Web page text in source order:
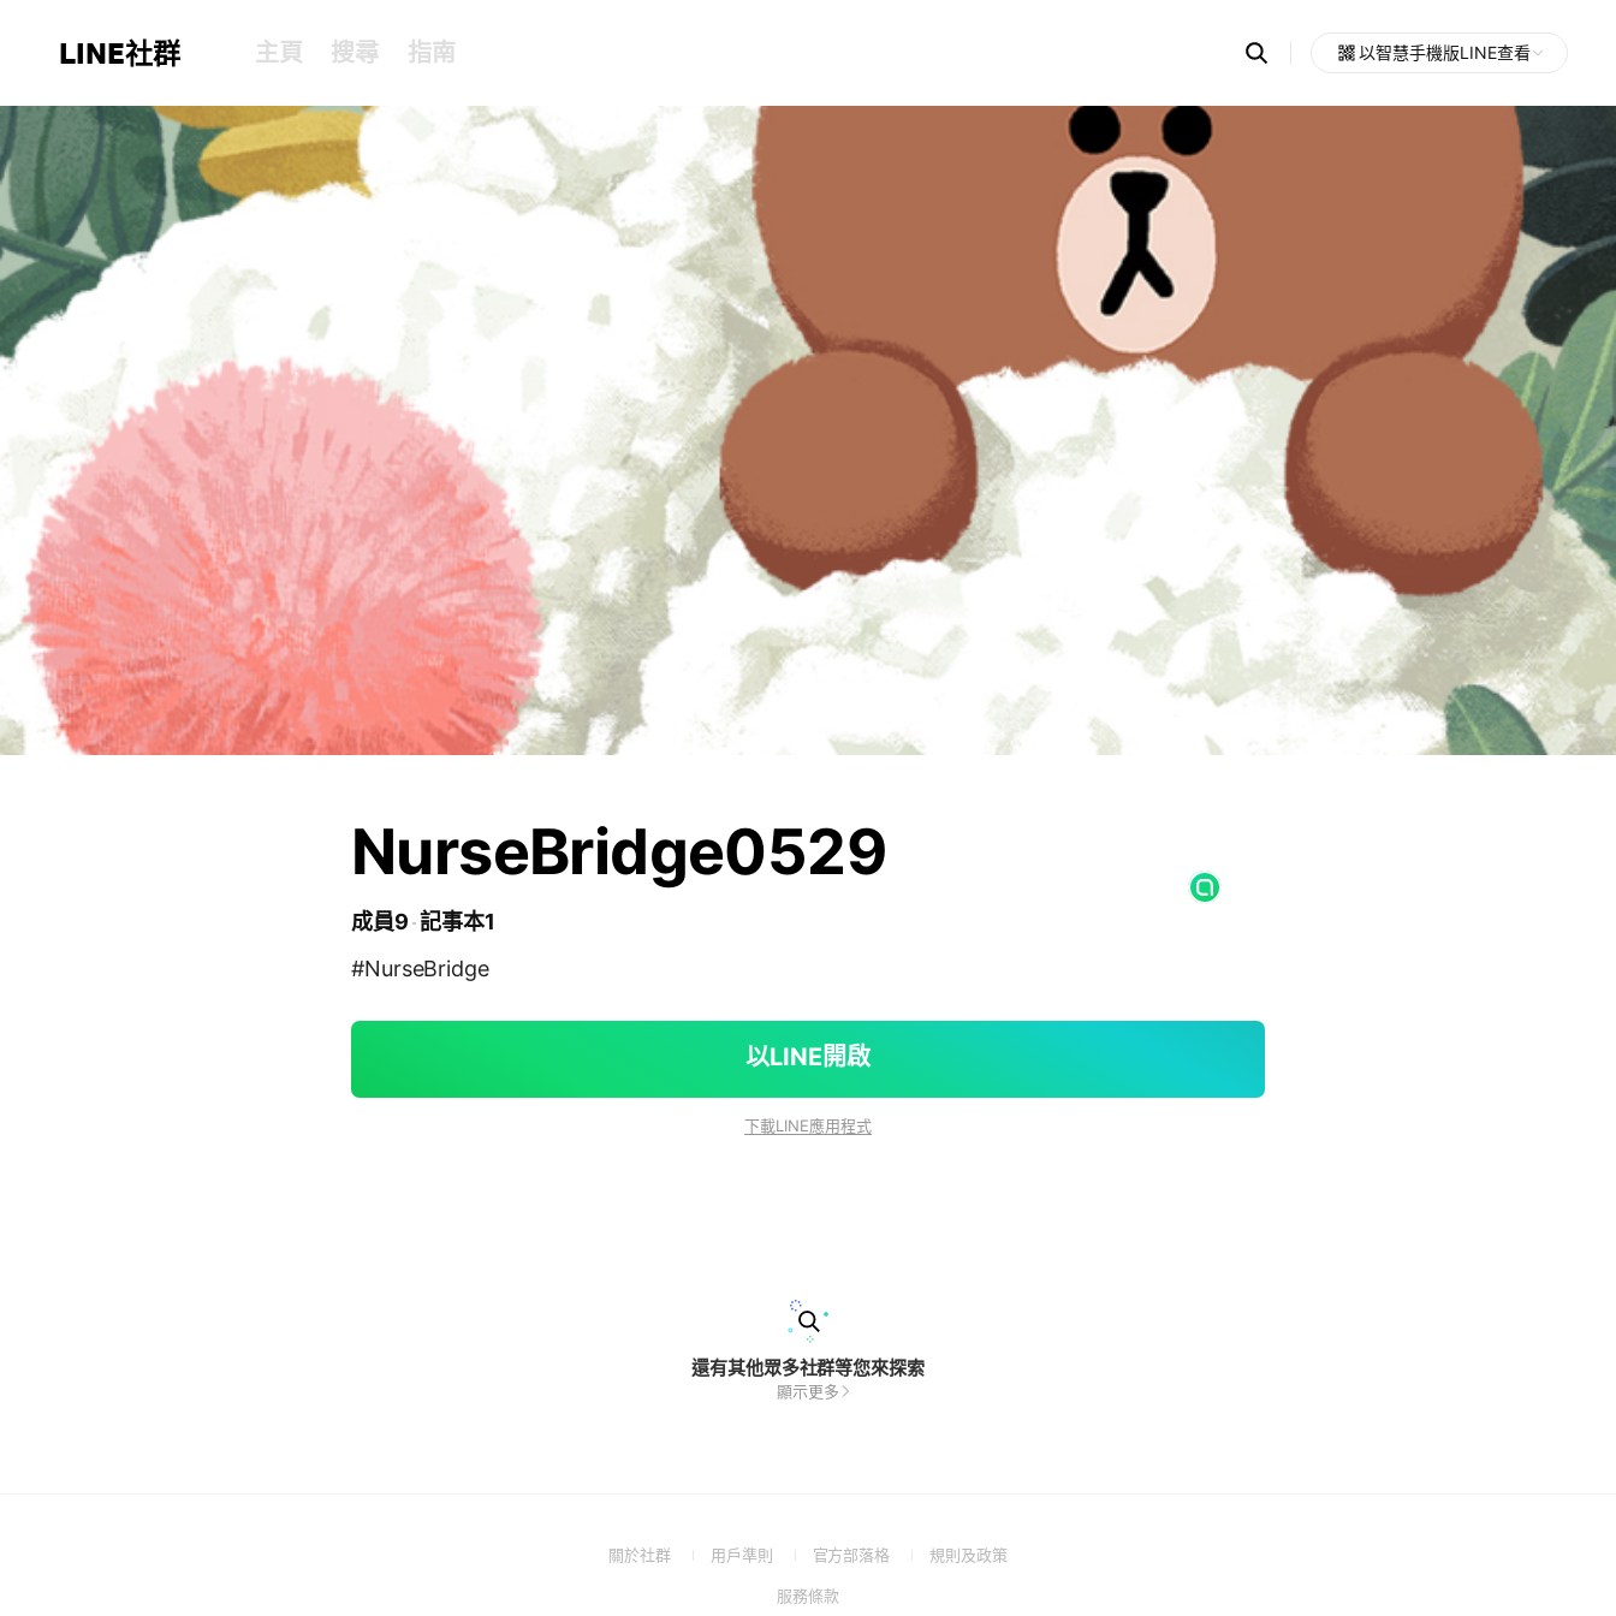
LINE社群 主頁 搜尋 指南 Search
OpenChats
messages
search
以智慧手機版LINE查看
NurseBridge0529
成員9 記事本1
#NurseBridge
以LINE開啟
下載LINE應用程式
還有其他眾多社群等您來探索
顯示更多
關於社群
(Open用戶準則
(Open
a
官方部落格
(Open規則及政策(Open
服務條款(Open